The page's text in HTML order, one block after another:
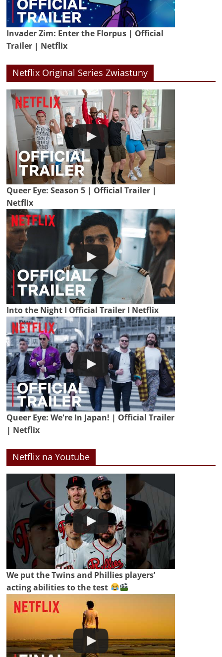
Invader Zim: Enter the Florpus | Official
Trailer | Netflix
Netflix Original Series Zwiastuny
Queer Eye: Season 5 | Official Trailer |
Netflix
Into the Night I Official Trailer I Netflix
Queer Eye: We're In Japan! | Official Trailer
| Netflix
Netflix na Youtube
We put the Twins and Phillies players’
acting abilities to the test